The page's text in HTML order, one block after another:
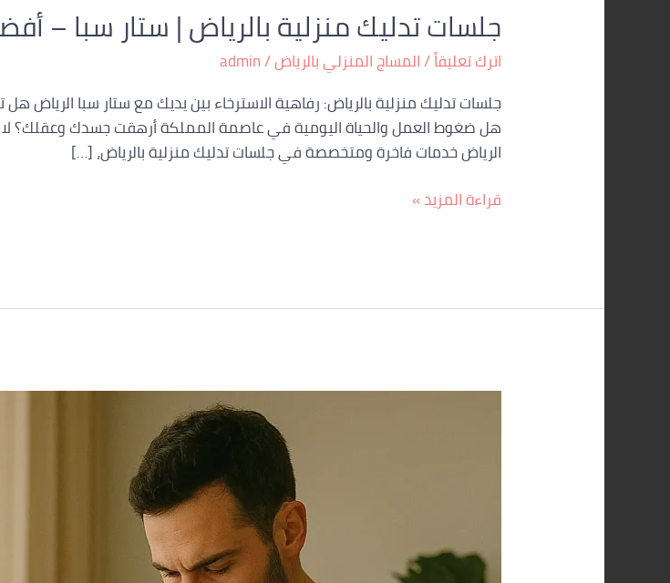
جلسات تدليك منزلية بالرياض | ستار سبا – أفضل
اترك تعليقاً/المساج المنزلي بالرياض/
admin
جلسات تدليك منزلية بالرياض: رفاهية الاسترخاء بين يديك مع ستار سبا الرياض
هل ضغوط العمل والحياة اليومية في عاصمة المملكة أرهقت جسدك وعقلك؟ لا
الرياض خدمات فاخرة ومتخصصة في جلسات تدليك منزلية بالرياض، […]
قراءة المزيد »
في